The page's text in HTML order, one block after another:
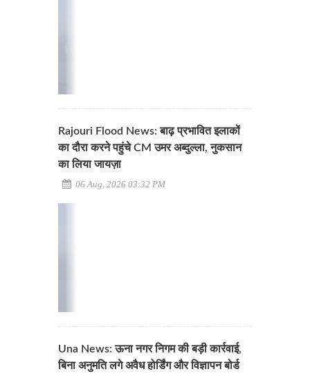
Rajouri Flood News: बाढ़ प्रभावित इलाकों
का दौरा करने पहुंचे CM उमर अब्दुल्ला, नुकसान
का लिया जायज़ा
06 Aug, 2026 03:32 PM
Una News: ऊना नगर निगम की बड़ी कार्रवाई,
बिना अनुमति लगे अवैध होर्डिंग और विज्ञापन बोर्ड